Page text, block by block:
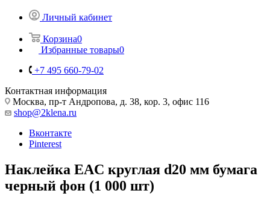
Личный кабинет
Корзина0
Избранные товары0
+7 495 660-79-02
Контактная информация
Москва, пр-т Андропова, д. 38, кор. 3, офис 116
shop@2klena.ru
Вконтакте
Pinterest
Наклейка EAC круглая d20 мм бумага
черный фон (1 000 шт)